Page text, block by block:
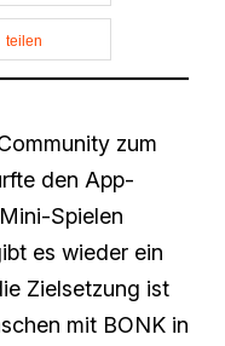
teilen
zum
den App-
Spielen
es wieder ein
Zielsetzung ist
mit BONK in